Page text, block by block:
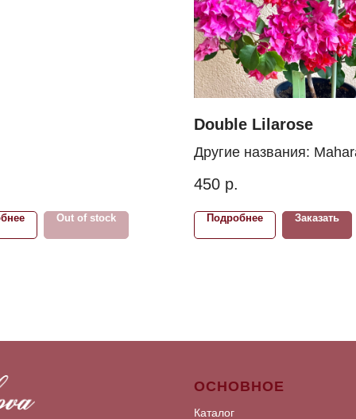
Out of stock
Double Lilarose
Другие названия:
450 р.
Подробнее Заказать
ОСНОВНОЕ
Каталог